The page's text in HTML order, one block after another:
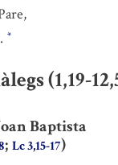
*
(1,19-
Baptista
; Lc 3,15-17)